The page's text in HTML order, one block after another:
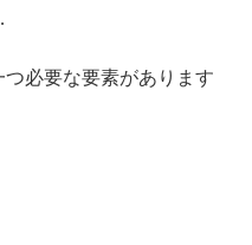
必要な要素があります